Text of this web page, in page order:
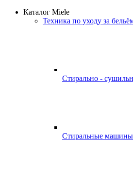
Каталог Miele
Техника по уходу за
Стирально -
Стиральные